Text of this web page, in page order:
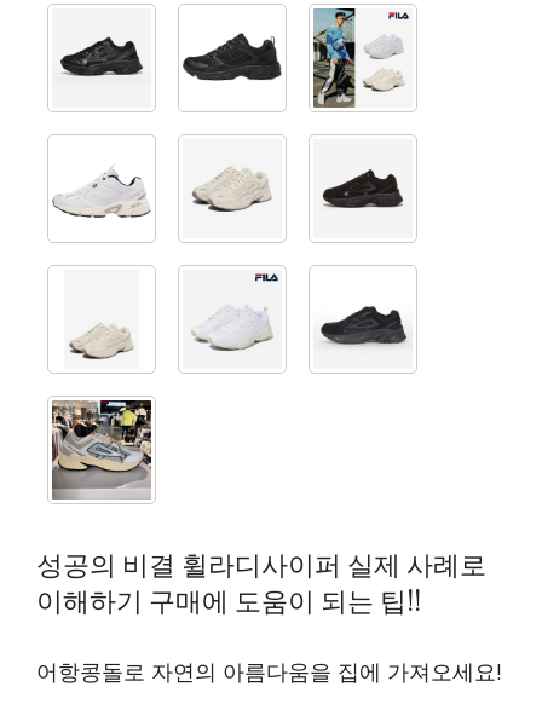
성공의 비결 휠라디사이퍼 실제 사례로
이해하기 구매에 도움이 되는 팁!!
어항콩돌로 자연의 아름다움을 집에 가져오세요!